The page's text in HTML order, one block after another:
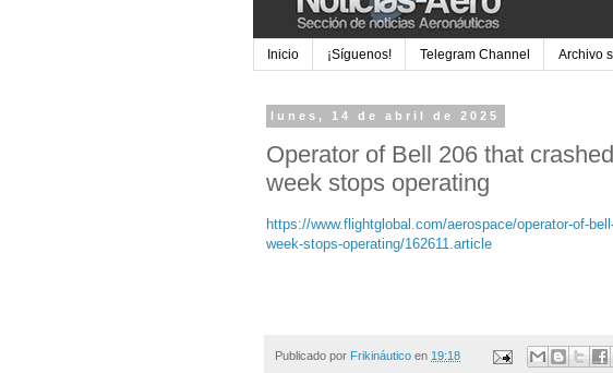
Inicio ¡Síguenos! Telegram Channel Archivo
lunes, 14 de abril de 2025
Operator of Bell 206 that
week stops operating
https://www.flightglobal.com/aerospace/operator-of-
week-stops-operating/162611.article
Publicado por Frikináutico en 19:18